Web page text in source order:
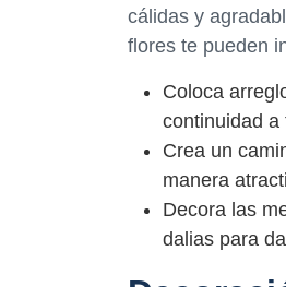
cálidas y
flores te pueden
Coloca
continuidad a
Crea un
manera
Decora las
dalias para